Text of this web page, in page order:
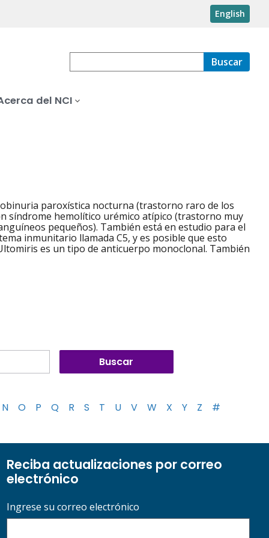
English
Buscar
del NCI
paroxística nocturna (trastorno raro de los
síndrome hemolítico urémico atípico (trastorno muy
pequeños). También está en estudio para el
inmunitario llamada C5, y es posible que esto
es un tipo de anticuerpo monoclonal. También
N O P Q R S T U V W X Y Z #
Reciba actualizaciones por correo
electrónico
Ingrese su correo electrónico